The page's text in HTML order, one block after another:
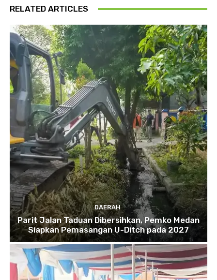
RELATED ARTICLES
DAERAH
Parit Jalan Taduan Dibersihkan, Pemko Medan
Siapkan Pemasangan U-Ditch pada 2027